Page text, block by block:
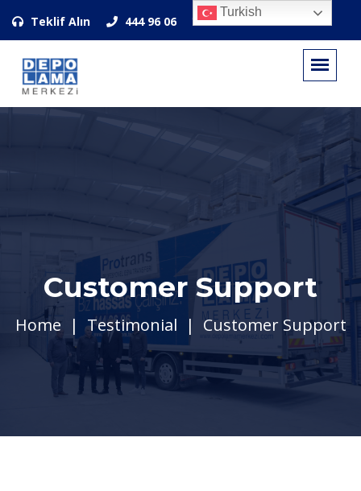
Teklif Alın 444 96 06
Customer Support
Home Testimonial Customer Support
Turkish